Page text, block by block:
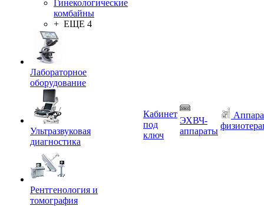
Гинекологические
комбайны
+ ЕЩЕ 4
Лабораторное
оборудование
Ультразвуковая
диагностика
Рентгенология и
томография
Кабинет
под
ключ
ЭХВЧ-
аппараты